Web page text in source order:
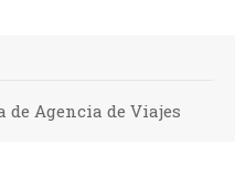
Agencia de Viajes